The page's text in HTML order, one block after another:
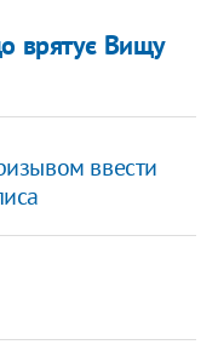
врятує Вищу
ввести